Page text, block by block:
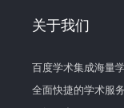
关于我们
百度学术集成海量
全面快捷的学术服